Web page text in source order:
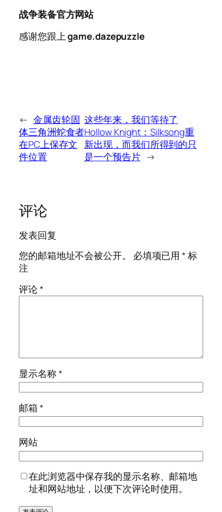
战争装备官方网站
感谢您跟上game.dazepuzzle
← 金属齿轮固
体三角洲蛇食者
在PC上保存文
件位置
这些年来，我们等待了
Hollow Knight：Silksong重
新出现，而我们所得到的只
是一个预告片 →
评论
发表回复
您的邮箱地址不会被公开。
必填项已用*标
注
评论*
显示名称*
邮箱*
网站
在此浏览器中保存我的显示名称、邮箱地
址和网站地址，以便下次评论时使用。